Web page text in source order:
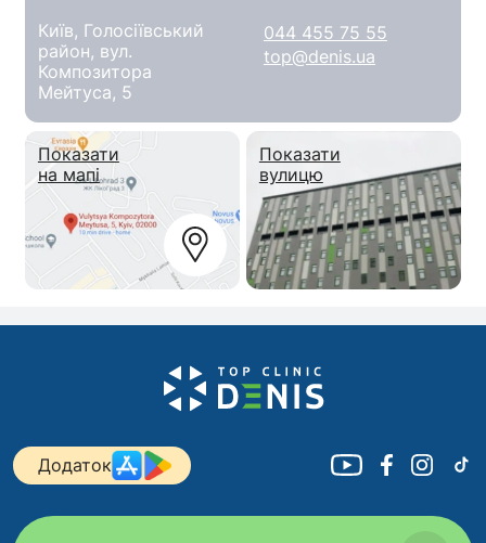
Київ, Голосіївський
район, вул.
Композитора
Мейтуса, 5
044 455 75 55
top@denis.ua
Показати
на мапі
Показати
вулицю
Додаток